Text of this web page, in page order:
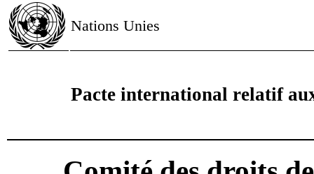
Nations Unies
Pacte international relatif